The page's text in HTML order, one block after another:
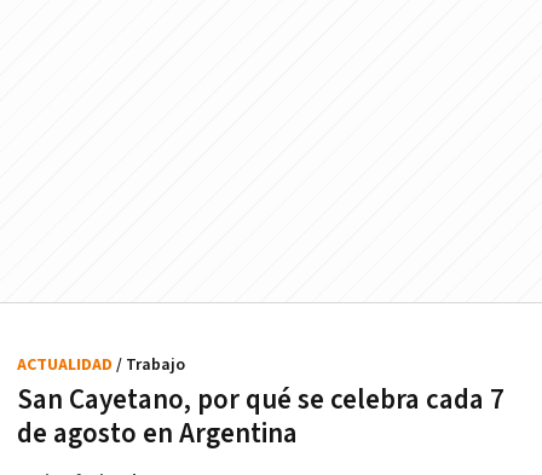
San Cayetano, por qué se celebra cada 7
de agosto en Argentina
ACTUALIDAD / Trabajo